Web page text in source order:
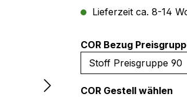
Lieferzeit ca. 8-14
COR Bezug
COR Gestell wählen